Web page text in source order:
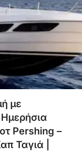
με
Pershing –
Ταγιά |